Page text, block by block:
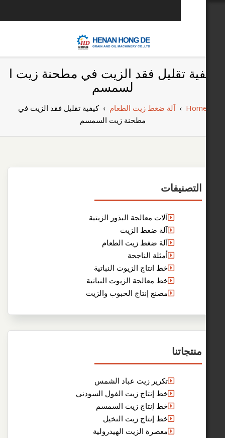
بناء مصنع إنتاج
الزيوت النباتية
الخاص بك
فقد الزيت في مطحنة زيت ا
آلة ضغط زيت الطعام› كيفية تقليل فقد الزيت في
مطحنة زيت السمسم
آلات معالجة البذور الزيتية
آلة ضغط الزيت
آلة ضغط زيت الطعام
أمثلة الناجحة
خط انتاج الزيوت النباتية
خط معالجة الزيوت النباتية
مصنع إنتاج الحبوب والزيت
تكرير زيت عباد الشمس
خط إنتاج زيت الفول السودني
خط إنتاج زيت السمسم
خط إنتاج زيت النخيل
معصرة الزيت الهيدرولية